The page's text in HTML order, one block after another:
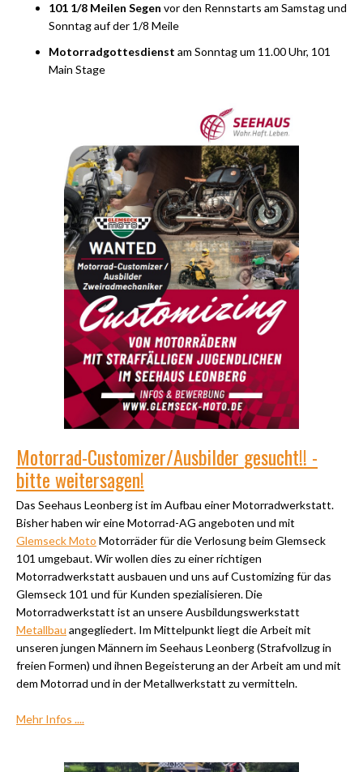
101 1/8 Meilen Segen vor den Rennstarts am Samstag und
Sonntag auf der 1/8 Meile
Motorradgottesdienst am Sonntag um 11.00 Uhr, 101
Main Stage
Motorrad-Customizer/Ausbilder gesucht!! -
bitte weitersagen!
Das Seehaus Leonberg ist im Aufbau einer Motorradwerkstatt.
Bisher haben wir eine Motorrad-AG angeboten und mit
Glemseck Moto Motorräder für die Verlosung beim Glemseck
101 umgebaut.Wir wollen dies zu einer richtigen
Motorradwerkstatt ausbauen und uns auf Customizing für das
Glemseck 101 und für Kunden spezialisieren. Die
Motorradwerkstatt ist an unsere Ausbildungswerkstatt
Metallbau angegliedert. Im Mittelpunkt liegt die Arbeit mit
unseren jungen Männern im Seehaus Leonberg (Strafvollzug in
freien Formen) und ihnen Begeisterung an der Arbeit am und mit
dem Motorrad und in der Metallwerkstatt zu vermitteln.
Mehr Infos ....